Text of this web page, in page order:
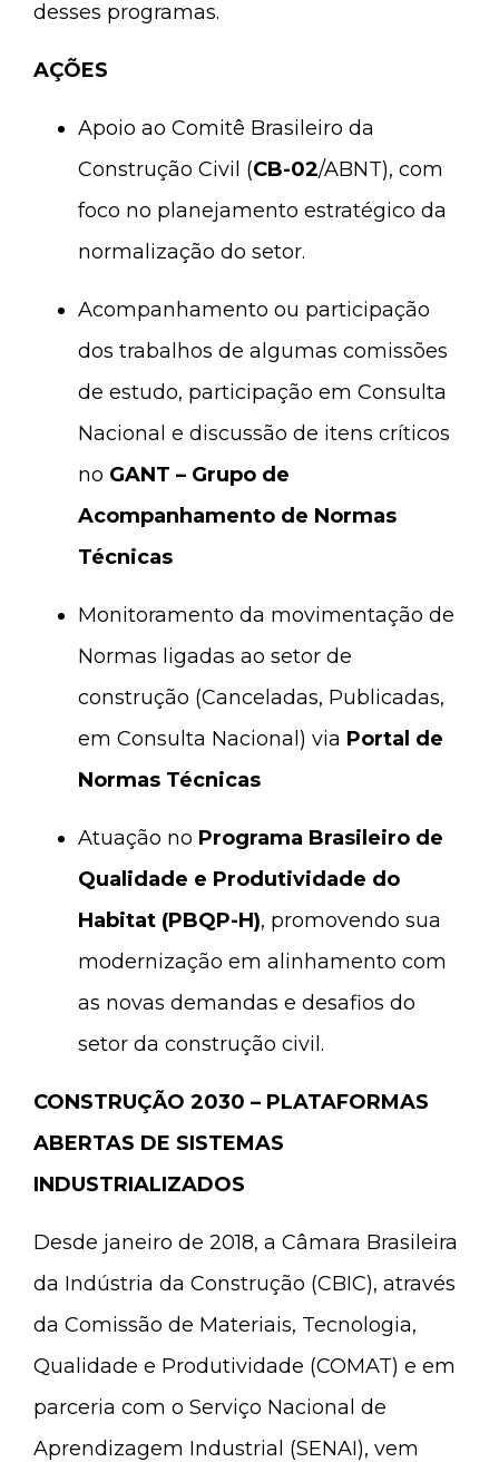
desses programas.
AÇÕES
Apoio ao Comitê Brasileiro da
Construção Civil (CB-02/ABNT), com
foco no planejamento estratégico da
normalização do setor.
Acompanhamento ou participação
dos trabalhos de algumas comissões
de estudo, participação em Consulta
Nacional e discussão de itens críticos
no GANT – Grupo de
Acompanhamento de Normas
Técnicas
Monitoramento da movimentação de
Normas ligadas ao setor de
construção (Canceladas, Publicadas,
em Consulta Nacional) via Portal de
Normas Técnicas
Atuação no Programa Brasileiro de
Qualidade e Produtividade do
Habitat (PBQP-H), promovendo sua
modernização em alinhamento com
as novas demandas e desafios do
setor da construção civil.
CONSTRUÇÃO 2030 – PLATAFORMAS
ABERTAS DE SISTEMAS
INDUSTRIALIZADOS
Desde janeiro de 2018, a Câmara Brasileira
da Indústria da Construção (CBIC), através
da Comissão de Materiais, Tecnologia,
Qualidade e Produtividade (COMAT) e em
parceria com o Serviço Nacional de
Aprendizagem Industrial (SENAI), vem